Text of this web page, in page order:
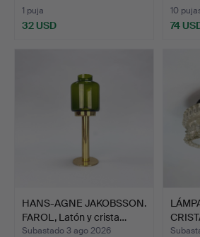
1 puja
32 USD
10
74
HANS-AGNE JAKOBSSON.
FAROL, Latón y crista…
Subastado 3 ago 2026